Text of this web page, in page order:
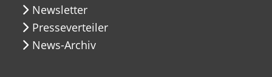
Newsletter
Presseverteiler
News-Archiv